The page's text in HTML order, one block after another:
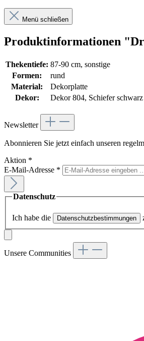
Menü schließen
Produktinformationen
Thekentiefe: 87-90 cm, sonstige
Formen:
rund
Material:
Dekorplatte
Dekor:
Dekor 804, Schiefer schwarz
Newsletter
Abonnieren Sie jetzt einfach unseren
Aktion *
E-Mail-Adresse *
Datenschutz
Ich habe die Datenschutzbestimmungen
Unsere Communities